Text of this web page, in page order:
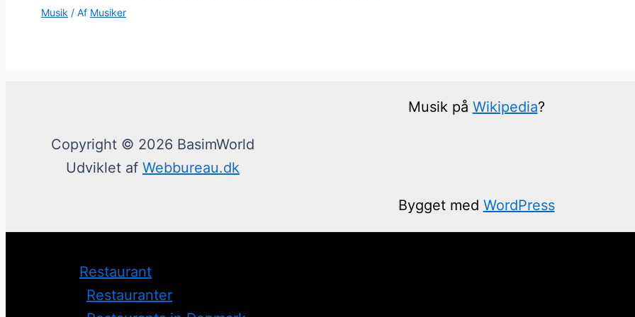
Musik / Af Musiker
Musik på Wikipedia?
Copyright © 2026 BasimWorld
Udviklet af Webbureau.dk
Bygget med WordPress
Restaurant
Restauranter